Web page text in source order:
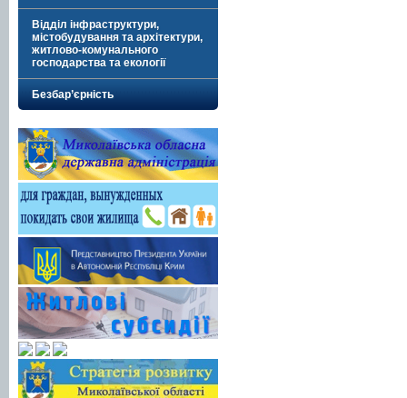
Відділ інфраструктури,
містобудування та архітектури,
житлово-комунального
господарства та екології
Безбар’єрність